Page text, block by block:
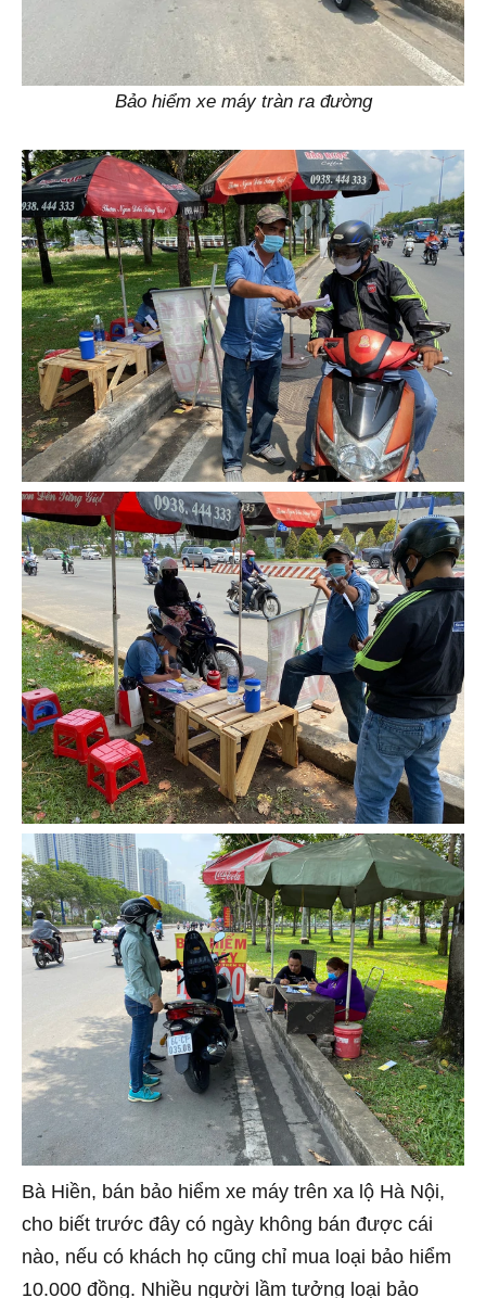
Bảo hiểm xe máy tràn ra đường
Bà Hiền, bán bảo hiểm xe máy trên xa lộ Hà Nội,
cho biết trước đây có ngày không bán được cái
nào, nếu có khách họ cũng chỉ mua loại bảo hiểm
10.000 đồng. Nhiều người lầm tưởng loại bảo